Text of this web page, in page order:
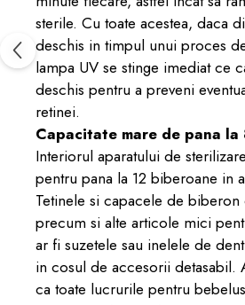
sterile. Cu toate acestea, daca
deschis in timpul unui proces
lampa UV se stinge imediat ce
deschis pentru a preveni
retinei.
Capacitate mare de pana
Interiorul aparatului de
pentru pana la 12 biberoane in
Tetinele si capacele de biberon
precum si alte articole mici
ar fi suzetele sau inelele de
in cosul de accesorii detasabil.
ca toate lucrurile pentru